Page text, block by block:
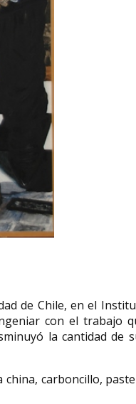
de Chile, en el
con el trabajo
la cantidad de
carboncillo,